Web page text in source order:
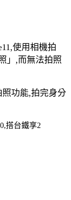
使用相機拍
」,而無法拍照
功能,拍完身分